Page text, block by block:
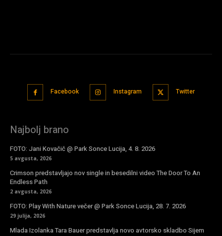
Facebook Instagram Twitter
Najbolj brano
FOTO: Jani Kovačič @ Park Sonce Lucija, 4. 8. 2026
5 avgusta, 2026
Crimson predstavljajo nov single in besedilni video The Door To An
Endless Path
2 avgusta, 2026
FOTO: Play With Nature večer @ Park Sonce Lucija, 28. 7. 2026
29 julija, 2026
Mlada Izolanka Tara Bauer predstavlja novo avtorsko skladbo Sijem